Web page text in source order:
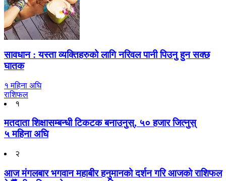
सावधान : यस्ता व्यक्तिहरुको लागि नरिवल पानी पिउनु हुन सक्छ
घातक
१ महिना अघि
राशिफल
१
मतदाता शिक्षासम्बन्धी टिकटक बनाउनुस्, ५० हजार जित्नुस्
५ महिना अघि
२
आज मंगलबार भगवान महाबीर हनुमानको दर्शन गरि आजको राशिफल